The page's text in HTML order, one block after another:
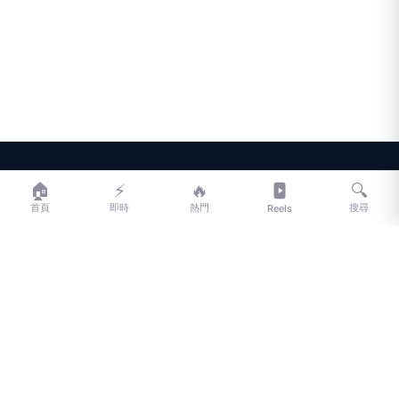
LIFE
LIFE 生活網是台灣領先的生活資訊平台，提供即時新聞、生活、健康、
🏠
首頁
⚡
即時
🔥
熱門 Reels
🔍
搜尋